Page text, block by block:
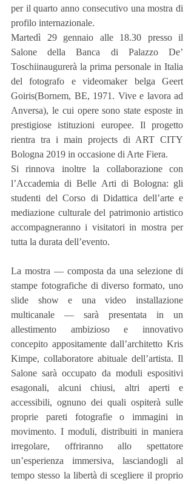
per il quarto anno consecutivo una mostra di
profilo internazionale.
Martedì 29 gennaio alle 18.30 presso il
Salone della Banca di Palazzo De’
Toschiinaugurerà la prima personale in Italia
del fotografo e videomaker belga Geert
Goiris(Bornem, BE, 1971. Vive e lavora ad
Anversa), le cui opere sono state esposte in
prestigiose istituzioni europee. Il progetto
rientra tra i main projects di ART CITY
Bologna 2019 in occasione di Arte Fiera.
Si rinnova inoltre la collaborazione con
l’Accademia di Belle Arti di Bologna: gli
studenti del Corso di Didattica dell’arte e
mediazione culturale del patrimonio artistico
accompagneranno i visitatori in mostra per
tutta la durata dell’evento.
La mostra — composta da una selezione di
stampe fotografiche di diverso formato, uno
slide show e una video installazione
multicanale — sarà presentata in un
allestimento ambizioso e innovativo
concepito appositamente dall’architetto Kris
Kimpe, collaboratore abituale dell’artista. Il
Salone sarà occupato da moduli espositivi
esagonali, alcuni chiusi, altri aperti e
accessibili, ognuno dei quali ospiterà sulle
proprie pareti fotografie o immagini in
movimento. I moduli, distribuiti in maniera
irregolare, offriranno allo spettatore
un’esperienza immersiva, lasciandogli al
tempo stesso la libertà di scegliere il proprio